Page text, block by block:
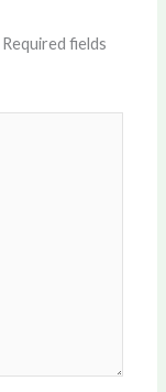
Required fields